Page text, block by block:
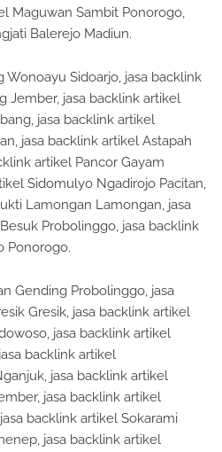
Maguwan Sambit Ponorogo,
Balerejo Madiun.
Wonoayu Sidoarjo, jasa backlink
Jember, jasa backlink artikel
jasa backlink artikel
jasa backlink artikel Astapah
artikel Pancor Gayam
Sidomulyo Ngadirojo Pacitan,
Lamongan Lamongan, jasa
Probolinggo, jasa backlink
Ponorogo.
Gending Probolinggo, jasa
Gresik, jasa backlink artikel
jasa backlink artikel
backlink artikel
jasa backlink artikel
jasa backlink artikel
backlink artikel Sokarami
jasa backlink artikel